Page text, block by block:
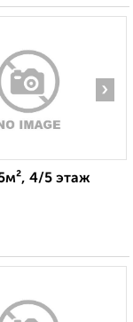
›
4/5 этаж